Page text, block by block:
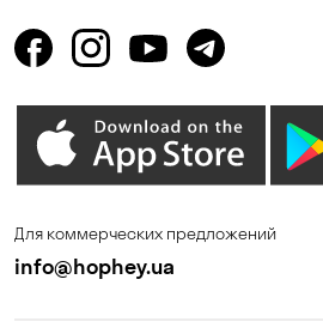
Для коммерческих предложений
info@hophey.ua